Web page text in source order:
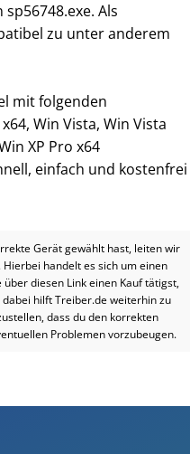
Als
zu unter anderem
mit folgenden
Win Vista, Win Vista
XP Pro x64
einfach und kostenfrei
Gerät gewählt hast, leiten wir
handelt es sich um einen
diesen Link einen Kauf tätigst,
hilft Treiber.de weiterhin zu
dass du den korrekten
Problemen vorzubeugen.